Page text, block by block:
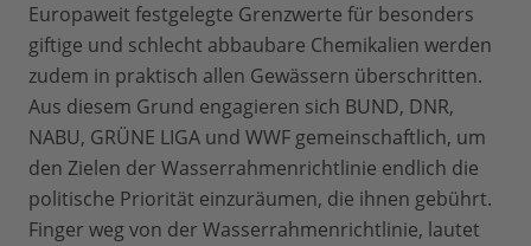
Europaweit festgelegte Grenzwerte für besonders
giftige und schlecht abbaubare Chemikalien werden
zudem in praktisch allen Gewässern überschritten.
Aus diesem Grund engagieren sich BUND, DNR,
NABU, GRÜNE LIGA und WWF gemeinschaftlich, um
den Zielen der Wasserrahmenrichtlinie endlich die
politische Priorität einzuräumen, die ihnen gebührt.
Finger weg von der Wasserrahmenrichtlinie, lautet